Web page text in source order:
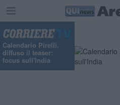
Calendario Pirelli,
diffuso il teaser:
focus sull'India